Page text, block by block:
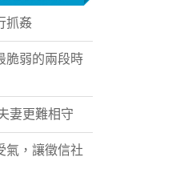
抓姦
脆弱的兩段時
妻更難相守
氣，讓徵信社